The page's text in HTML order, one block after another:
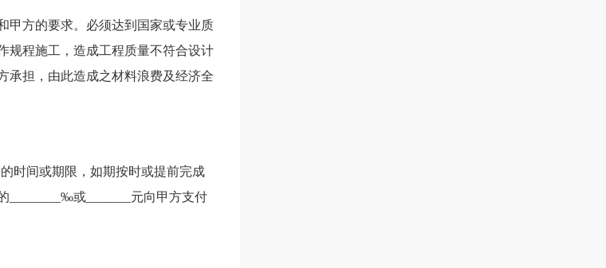
甲方的要求。必须达到国家或专业质
规程施工，造成工程质量不符合设计
承担，由此造成之材料浪费及经济全
时间或期限，如期按时或提前完成
或_______元向甲方支付